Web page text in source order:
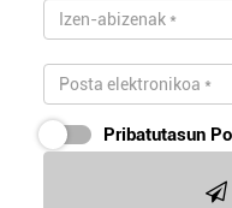
Pribatutasun